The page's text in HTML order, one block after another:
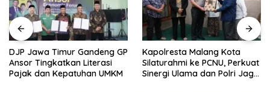
DJP Jawa Timur Gandeng GP
Ansor Tingkatkan Literasi
Pajak dan Kepatuhan UMKM
Kapolresta Malang Kota
Silaturahmi ke PCNU, Perkuat
Sinergi Ulama dan Polri Jaga